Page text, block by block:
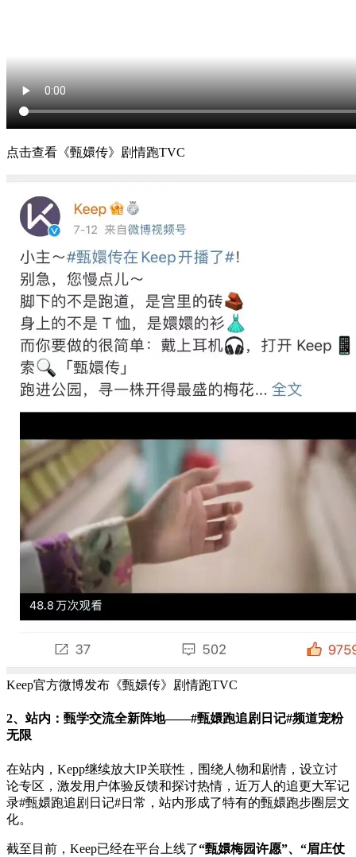
点击查看《甄嬛传》剧情跑TVC
Keep官方微博发布《甄嬛传》剧情跑TVC
2、站内：甄学交流全新阵地——#甄嬛跑追剧日记#频道宠粉
无限
在站内，Kepp继续放大IP关联性，围绕人物和剧情，设立讨
论专区，激发用户体验反馈和探讨热情，近万人的追更大军记
录#甄嬛跑追剧日记#日常，站内形成了特有的甄嬛跑步圈层文
化。
截至目前，Keep已经在平台上线了“甄嬛梅园许愿”、“眉庄仗